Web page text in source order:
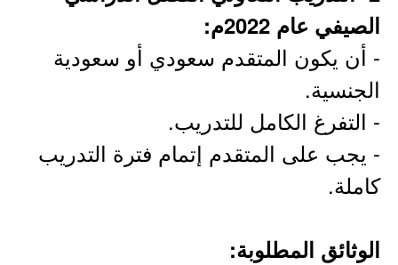
الصيفي عام 2022م:
- أن يكون المتقدم سعودي أو سعودية
الجنسية.
- التفرغ الكامل للتدريب.
- يجب على المتقدم إتمام فترة التدريب
كاملة.
الوثائق المطلوبة: